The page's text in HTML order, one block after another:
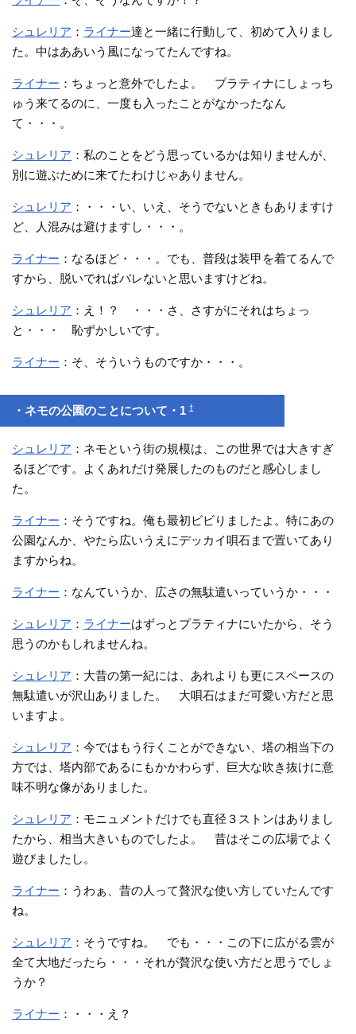
シュレリア ： ライナー達と一緒に行動して、初めて入りまし
た。中はああいう風になってたんですね。
ライナー ：ちょっと意外でしたよ。 プラティナにしょっち
ゅう来てるのに、一度も入ったことがなかったなん
て・・・。
シュレリア ：私のことをどう思っているかは知りませんが、
別に遊ぶために来てたわけじゃありません。
シュレリア ：・・・い、いえ、そうでないときもありますけ
ど、人混みは避けますし・・・。
ライナー ：なるほど・・・。でも、普段は装甲を着てるんで
すから、脱いでればバレないと思いますけどね。
シュレリア ：え！？ ・・・さ、さすがにそれはちょっ
と・・・ 恥ずかしいです。
ライナー ：そ、そういうものですか・・・。
・ネモの公園のことについて・1†
シュレリア ：ネモという街の規模は、この世界では大きすぎ
るほどです。よくあれだけ発展したのものだと感心しまし
た。
ライナー ：そうですね。俺も最初ビビりましたよ。特にあの
公園なんか、やたら広いうえにデッカイ唄石まで置いてあり
ますからね。
ライナー ：なんていうか、広さの無駄遣いっていうか・・・
シュレリア ： ライナーはずっとプラティナにいたから、そう
思うのかもしれませんね。
シュレリア ：大昔の第一紀には、あれよりも更にスペースの
無駄遣いが沢山ありました。 大唄石はまだ可愛い方だと思
いますよ。
シュレリア ：今ではもう行くことができない、塔の相当下の
方では、塔内部であるにもかかわらず、巨大な吹き抜けに意
味不明な像がありました。
シュレリア ：モニュメントだけでも直径３ストンはありまし
たから、相当大きいものでしたよ。 昔はそこの広場でよく
遊びましたし。
ライナー ：うわぁ、昔の人って贅沢な使い方していたんです
ね。
シュレリア ：そうですね。 でも・・・この下に広がる雲が
全て大地だったら・・・それが贅沢な使い方だと思うでしょ
うか？
ライナー ：・・・え？